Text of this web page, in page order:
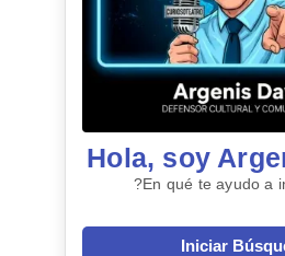
Hola, soy
Iniciar